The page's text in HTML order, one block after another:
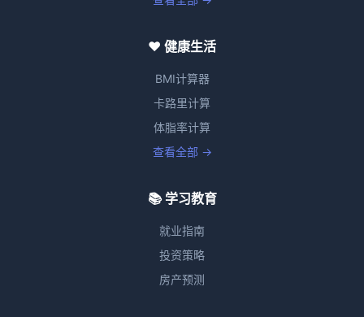
❤️ 健康生活
BMI计算器
卡路里计算
体脂率计算
查看全部 →
📚 学习教育
就业指南
投资策略
房产预测